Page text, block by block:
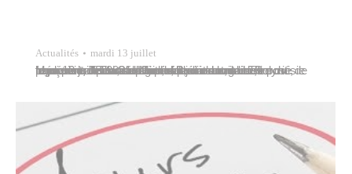
Actualités mardi 13 juillet
Marcelino Teata, septième adjoint au maire, représentait Tavana Michel Buillard lors de la pose de la première pierre de la résidence sociale Titioro iti, lundi 12 juillet 2021. La cérémonie avait lieu en présence d’Edouard Fritch, président de la Polynésie française, Jean Christophe Bouissou, ministre du logement, de l’aménagement, en charge des transports intérinsulaires, des…